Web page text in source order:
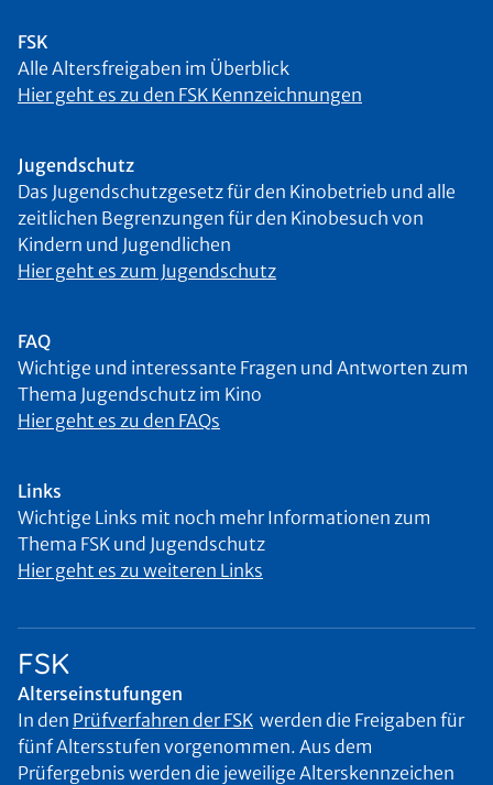
FSK
Alle Altersfreigaben im Überblick
Hier geht es zu den FSK Kennzeichnungen
Jugendschutz
Das Jugendschutzgesetz für den Kinobetrieb und alle
zeitlichen Begrenzungen für den Kinobesuch von
Kindern und Jugendlichen
Hier geht es zum Jugendschutz
FAQ
Wichtige und interessante Fragen und Antworten zum
Thema Jugendschutz im Kino
Hier geht es zu den FAQs
Links
Wichtige Links mit noch mehr Informationen zum
Thema FSK und Jugendschutz
Hier geht es zu weiteren Links
FSK
Alterseinstufungen
In den Prüfverfahren der FSK werden die Freigaben für
fünf Altersstufen vorgenommen. Aus dem
Prüfergebnis werden die jeweilige Alterskennzeichen